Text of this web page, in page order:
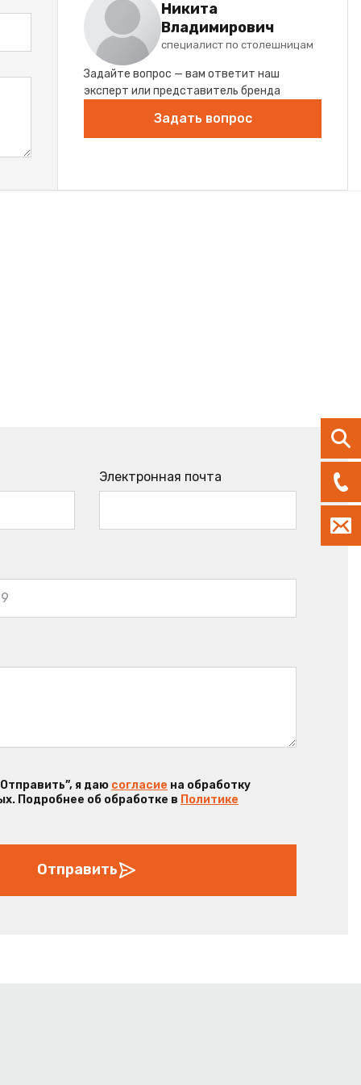
Никита
Владимирович
специалист по столешницам
Задайте вопрос — вам ответит наш
эксперт или представитель бренда
Задать вопрос
Электронная почта
я даю согласие на обработку
Подробнее об обработке в Политике
Отправить